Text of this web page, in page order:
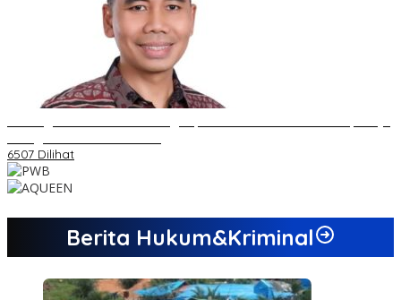
6507 Dilihat
Berita Hukum&Kriminal